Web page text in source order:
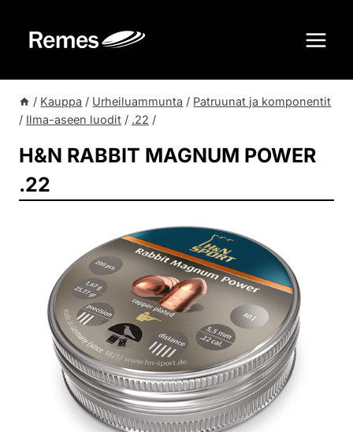
sisältöön
/ Kauppa / Urheiluammunta / Patruunat ja komponentit
/ Ilma-aseen luodit / .22 /
H&N RABBIT MAGNUM POWER
.22